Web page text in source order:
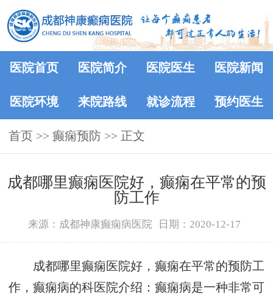
医院首页 医院简介 医院医生 医院新闻
医院环境 来院路线 就诊流程 预约医生
首页 >> 癫痫预防 >> 正文
成都哪里癫痫医院好，癫痫在平常的预
防工作
来源：成都神康癫痫病医院 日期：2020-12-17
成都哪里癫痫医院好，癫痫在平常的预防工
作，癫痫病的科医院介绍：癫痫病是一种非常可